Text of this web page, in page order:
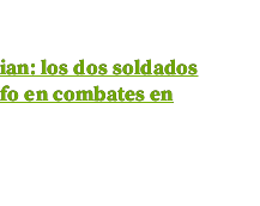
los dos soldados
en combates en